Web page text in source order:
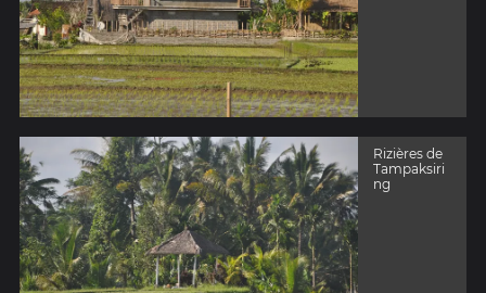
Rizières de
Tampaksiri
ng